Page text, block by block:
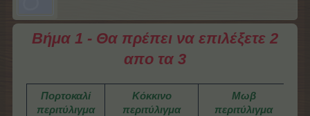
Βήμα 1 - Θα πρέπει να επιλέξετε 2
απο τα 3
Πορτοκαλί
περιτύλιγμα
Κόκκινο
περιτύλιγμα
Μωβ
περιτύλιγμα